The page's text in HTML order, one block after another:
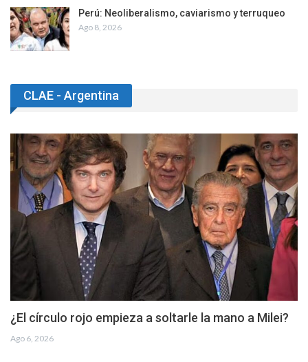
Perú: Neoliberalismo, caviarismo y terruqueo
Ago 8, 2026
CLAE - Argentina
¿El círculo rojo empieza a soltarle la mano a Milei?
Ago 6, 2026